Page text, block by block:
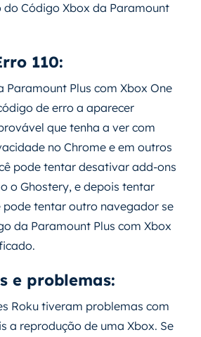
do Código Xbox da Paramount
110:
Paramount Plus com Xbox One
de erro a aparecer
que tenha a ver com
no Chrome e em outros
pode tentar desativar add-ons
o Ghostery, e depois tentar
pode tentar outro navegador se
da Paramount Plus com Xbox
e problemas:
Roku tiveram problemas com
a reprodução de uma Xbox. Se